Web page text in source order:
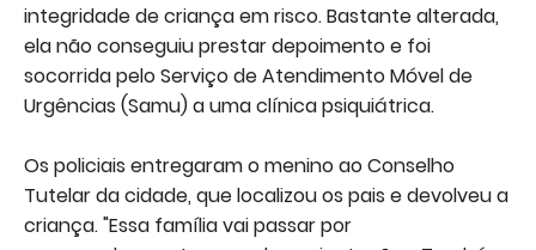
integridade de criança em risco. Bastante alterada,
ela não conseguiu prestar depoimento e foi
socorrida pelo Serviço de Atendimento Móvel de
Urgências (Samu) a uma clínica psiquiátrica.
Os policiais entregaram o menino ao Conselho
Tutelar da cidade, que localizou os pais e devolveu a
criança. "Essa família vai passar por